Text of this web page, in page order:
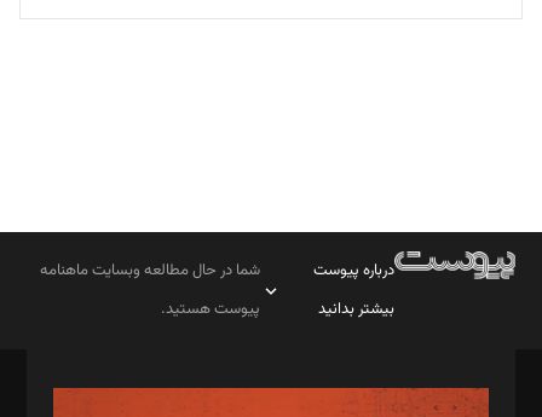
تحریریه
درباره پیوست
بیشتر بدانید
شما در حال مطالعه وبسایت ماهنامه
پیوست هستید.
مدیر مسئول: محمدباقر اثنی‌عشری